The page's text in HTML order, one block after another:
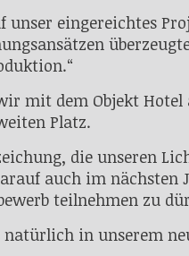
unser eingereichtes
mit dem Objekt
Platz.
die unseren
auch im nächsten
teilnehmen zu
in unserem